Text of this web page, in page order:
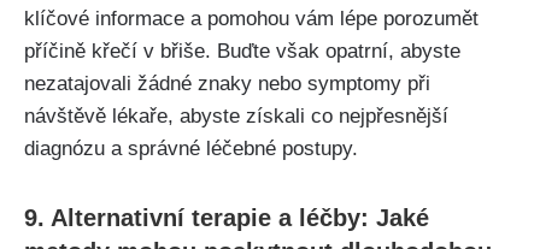
klíčové informace a pomohou vám lépe​ porozumět
příčině křečí v břiše. Buďte však⁤ opatrní, abyste
nezatajovali žádné znaky nebo symptomy při
návštěvě lékaře, ⁣abyste​ získali⁤ co nejpřesnější
diagnózu​ a správné léčebné postupy.
9. Alternativní⁣ terapie ​a‍ léčby: ⁢Jaké